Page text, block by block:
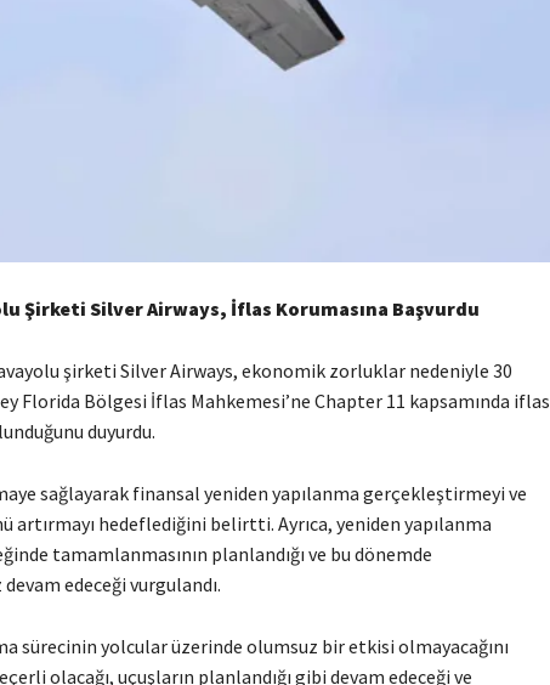
Şirketi Silver Airways, İflas Korumasına Başvurdu
şirketi Silver Airways, ekonomik zorluklar nedeniyle 30
Florida Bölgesi İflas Mahkemesi’ne Chapter 11 kapsamında iflas
duyurdu.
sağlayarak finansal yeniden yapılanma gerçekleştirmeyi ve
artırmayı hedeflediğini belirtti. Ayrıca, yeniden yapılanma
tamamlanmasının planlandığı ve bu dönemde
edeceği vurgulandı.
sürecinin yolcular üzerinde olumsuz bir etkisi olmayacağını
olacağı, uçuşların planlandığı gibi devam edeceği ve